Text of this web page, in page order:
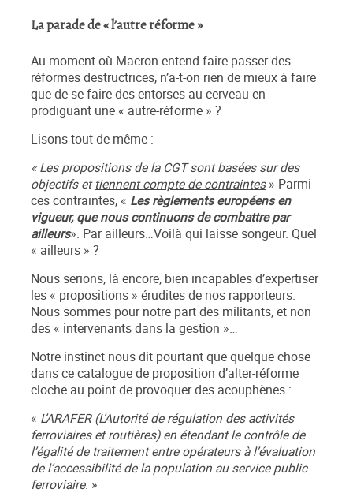
La parade de « l’autre réforme »
Au moment où Macron entend faire passer des
réformes destructrices, n’a-t-on rien de mieux à faire
que de se faire des entorses au cerveau en
prodiguant une « autre-réforme » ?
Lisons tout de même :
« Les propositions de la CGT sont basées sur des
objectifs ettiennent compte de contraintes» Parmi
ces contraintes, « Les règlements européens en
vigueur, que nous continuons de combattre par
ailleurs». Par ailleurs…Voilà qui laisse songeur. Quel
« ailleurs » ?
Nous serions, là encore, bien incapables d’expertiser
les « propositions » érudites de nos rapporteurs.
Nous sommes pour notre part des militants, et non
des « intervenants dans la gestion »…
Notre instinct nous dit pourtant que quelque chose
dans ce catalogue de proposition d’alter-réforme
cloche au point de provoquer des acouphènes :
« L’ARAFER (L’Autorité de régulation des activités
ferroviaires et routières) en étendant le contrôle de
l’égalité de traitement entre opérateurs à l’évaluation
de l’accessibilité de la population au service public
ferroviaire. »